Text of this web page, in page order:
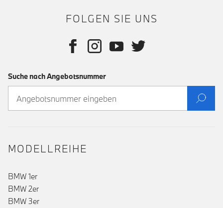
FOLGEN SIE UNS
Suche nach Angebotsnummer
MODELLREIHE
BMW 1er
BMW 2er
BMW 3er